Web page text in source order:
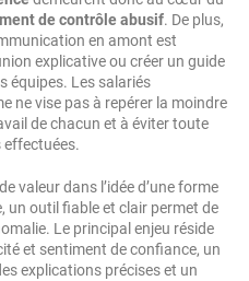
de contrôle abusif. De plus,
en amont est
explicative ou créer un guide
équipes. Les salariés
ne vise pas à repérer la moindre
de chacun et à éviter toute
effectuées.
valeur dans l’idée d’une forme
un outil fiable et clair permet de
Le principal enjeu réside
et sentiment de confiance, un
explications précises et un